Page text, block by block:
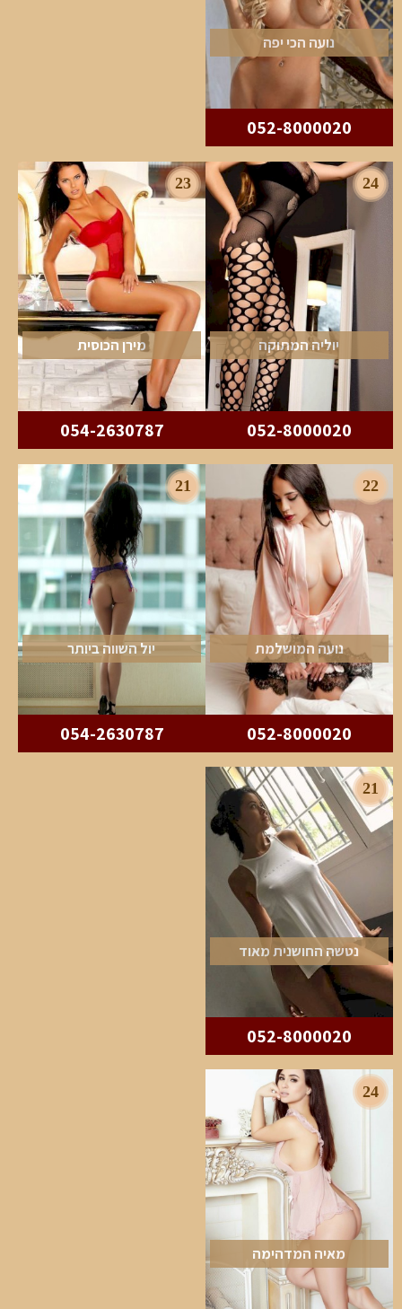
נועה הכי יפה
052-8000020
24
יוליה המתוקה
052-8000020
23
מירן הכוסית
054-2630787
22
נועה המושלמת
052-8000020
21
יול השווה ביותר
054-2630787
21
נטשה החושנית מאוד
052-8000020
24
מאיה המדהימה